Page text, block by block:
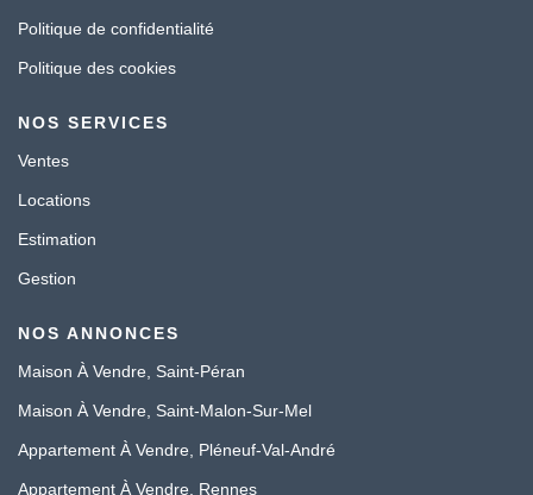
Politique de confidentialité
Politique des cookies
NOS SERVICES
Ventes
Locations
Estimation
Gestion
NOS ANNONCES
Maison À Vendre, Saint-Péran
Maison À Vendre, Saint-Malon-Sur-Mel
Appartement À Vendre, Pléneuf-Val-André
Appartement À Vendre, Rennes